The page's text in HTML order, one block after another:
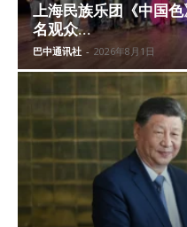
上海民族乐团《中国
名观众...
巴中通讯社 - 2026年8月1日